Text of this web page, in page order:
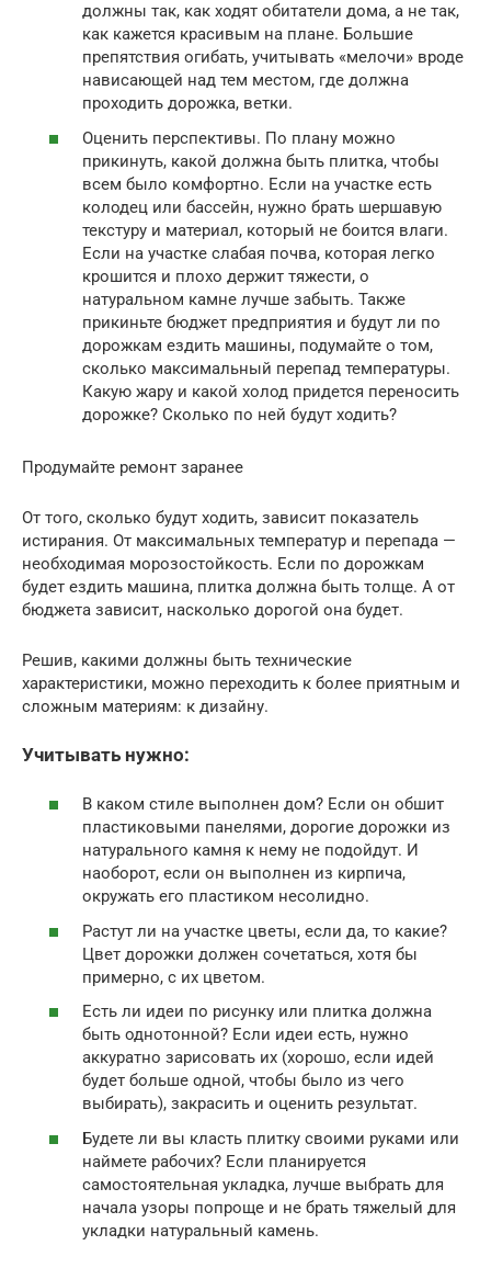
должны так, как ходят обитатели дома, а не так,
как кажется красивым на плане. Большие
препятствия огибать, учитывать «мелочи» вроде
нависающей над тем местом, где должна
проходить дорожка, ветки.
Оценить перспективы. По плану можно
прикинуть, какой должна быть плитка, чтобы
всем было комфортно. Если на участке есть
колодец или бассейн, нужно брать шершавую
текстуру и материал, который не боится влаги.
Если на участке слабая почва, которая легко
крошится и плохо держит тяжести, о
натуральном камне лучше забыть. Также
прикиньте бюджет предприятия и будут ли по
дорожкам ездить машины, подумайте о том,
сколько максимальный перепад температуры.
Какую жару и какой холод придется переносить
дорожке? Сколько по ней будут ходить?
Продумайте ремонт заранее
От того, сколько будут ходить, зависит показатель
истирания. От максимальных температур и перепада —
необходимая морозостойкость. Если по дорожкам
будет ездить машина, плитка должна быть толще. А от
бюджета зависит, насколько дорогой она будет.
Решив, какими должны быть технические
характеристики, можно переходить к более приятным и
сложным материям: к дизайну.
Учитывать нужно:
В каком стиле выполнен дом? Если он обшит
пластиковыми панелями, дорогие дорожки из
натурального камня к нему не подойдут. И
наоборот, если он выполнен из кирпича,
окружать его пластиком несолидно.
Растут ли на участке цветы, если да, то какие?
Цвет дорожки должен сочетаться, хотя бы
примерно, с их цветом.
Есть ли идеи по рисунку или плитка должна
быть однотонной? Если идеи есть, нужно
аккуратно зарисовать их (хорошо, если идей
будет больше одной, чтобы было из чего
выбирать), закрасить и оценить результат.
Будете ли вы класть плитку своими руками или
наймете рабочих? Если планируется
самостоятельная укладка, лучше выбрать для
начала узоры попроще и не брать тяжелый для
укладки натуральный камень.